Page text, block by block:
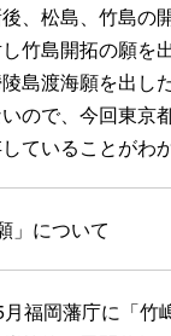
、松島、竹島
竹島開拓の願
島渡海願を出
ので、今回東
ていることがわ
」について
福岡藩庁に「